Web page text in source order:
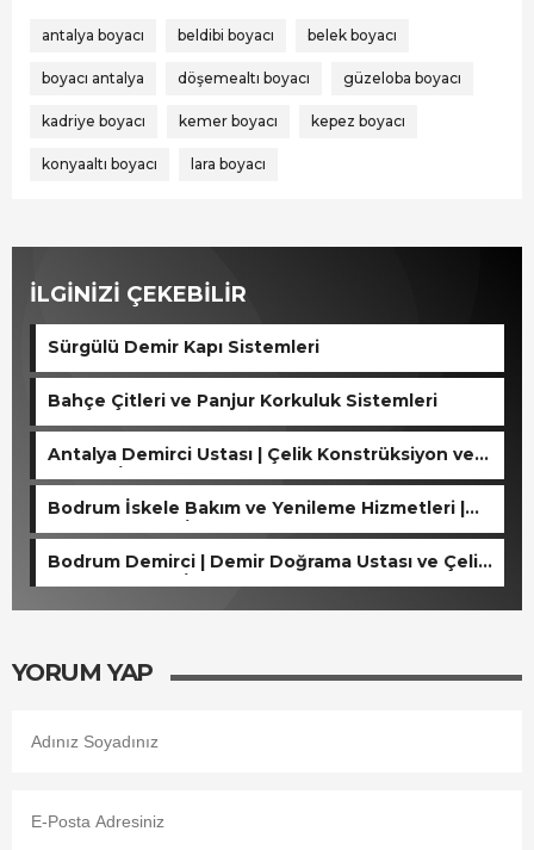
antalya boyacı beldibi boyacı belek boyacı
boyacı antalya döşemealtı boyacı güzeloba boyacı
kadriye boyacı kemer boyacı kepez boyacı
konyaaltı boyacı lara boyacı
İLGİNİZİ ÇEKEBİLİR
Sürgülü Demir Kapı Sistemleri
Bahçe Çitleri ve Panjur Korkuluk Sistemleri
Antalya Demirci Ustası | Çelik Konstrüksiyon ve
Kaynak İşleri
Bodrum İskele Bakım ve Yenileme Hizmetleri |
Ahşap ve Çelik İskele Tamiri
Bodrum Demirci | Demir Doğrama Ustası ve Çelik
Konstrüksiyon İşleri
YORUM YAP